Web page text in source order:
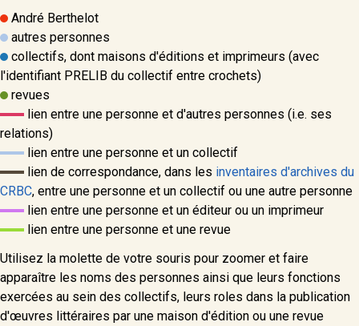
André Berthelot
autres personnes
collectifs, dont maisons d'éditions et imprimeurs (avec
l'identifiant PRELIB du collectif entre crochets)
revues
lien entre une personne et d'autres personnes (i.e. ses
relations)
lien entre une personne et un collectif
lien de correspondance, dans les inventaires d'archives du
CRBC, entre une personne et un collectif ou une autre personne
lien entre une personne et un éditeur ou un imprimeur
lien entre une personne et une revue
Utilisez la molette de votre souris pour zoomer et faire
apparaître les noms des personnes ainsi que leurs fonctions
exercées au sein des collectifs, leurs roles dans la publication
d'œuvres littéraires par une maison d'édition ou une revue